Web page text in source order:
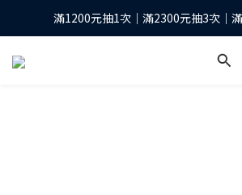
下單抽10股台積電之等值
滿1200元抽1次｜滿2300元抽3次｜
全館滿1200元再享免運優惠